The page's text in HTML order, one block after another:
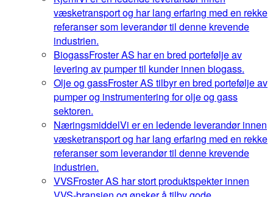
væsketransport og har lang erfaring med en rekke
referanser som leverandør til denne krevende
industrien.
BiogassFroster AS har en bred portefølje av
levering av pumper til kunder innen biogass.
Olje og gassFroster AS tilbyr en bred portefølje av
pumper og instrumentering for olje og gass
sektoren.
NæringsmiddelVi er en ledende leverandør innen
væsketransport og har lang erfaring med en rekke
referanser som leverandør til denne krevende
industrien.
VVSFroster AS har stort produktspekter innen